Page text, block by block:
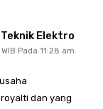
Teknik Elektro
Pada 11:28 am
dan yang